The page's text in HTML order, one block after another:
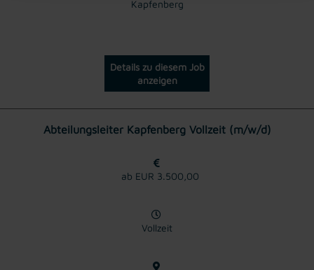
Kapfenberg
Details zu diesem Job
anzeigen
Abteilungsleiter Kapfenberg Vollzeit (m/w/d)
ab EUR 3.500,00
Vollzeit